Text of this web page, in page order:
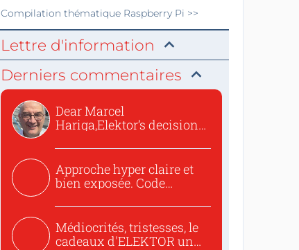
Compilation thématique Raspberry Pi >>
Lettre d'information
Derniers commentaires
Dear Marcel
Hariga,Elektor’s decision
Approche hyper claire et
bien exposée. Code
Médiocrités, tristesses, le
cadeaux d'ELEKTOR un